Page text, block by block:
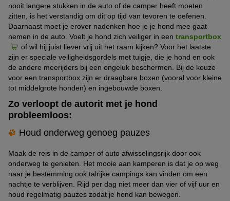
nooit langere stukken in de auto of de camper heeft moeten
zitten, is het verstandig om dit op tijd van tevoren te oefenen.
Daarnaast moet je erover nadenken hoe je je hond mee gaat
nemen in de auto. Voelt je hond zich veiliger in een transportbox
of wil hij juist liever vrij uit het raam kijken? Voor het laatste
zijn er speciale veiligheidsgordels met tuigje, die je hond en ook
de andere meerijders bij een ongeluk beschermen. Bij de keuze
voor een transportbox zijn er draagbare boxen (vooral voor kleine
tot middelgrote honden) en ingebouwde boxen.
Zo verloopt de autorit met je hond
probleemloos:
Houd onderweg genoeg pauzes
Maak de reis in de camper of auto afwisselingsrijk door ook
onderweg te genieten. Het mooie aan kamperen is dat je op weg
naar je bestemming ook talrijke campings kan vinden om een
nachtje te verblijven. Rijd per dag niet meer dan vier of vijf uur en
houd regelmatig pauzes zodat je hond kan bewegen.